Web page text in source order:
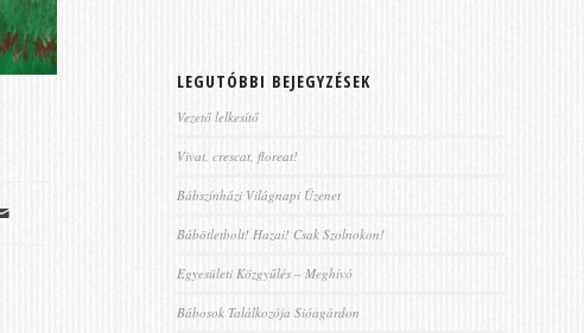
LEGUTÓBBI BEJEGYZÉSEK
Vezető lelkesítő
Vivat, crescat, floreat!
Bábszínházi Világnapi Üzenet
Bábötletbolt! Hazai! Csak Szolnokon!
Egyesületi Közgyűlés – Meghívó
Bábosok Találkozója Sióagárdon